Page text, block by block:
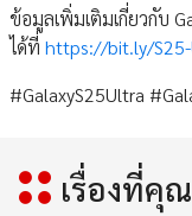
ข้อมูลเพิ่มเติมเกี่ยวกับ
ได้ที่ https://bit.ly/
#GalaxyS25Ultra
เรื่องที่คุ